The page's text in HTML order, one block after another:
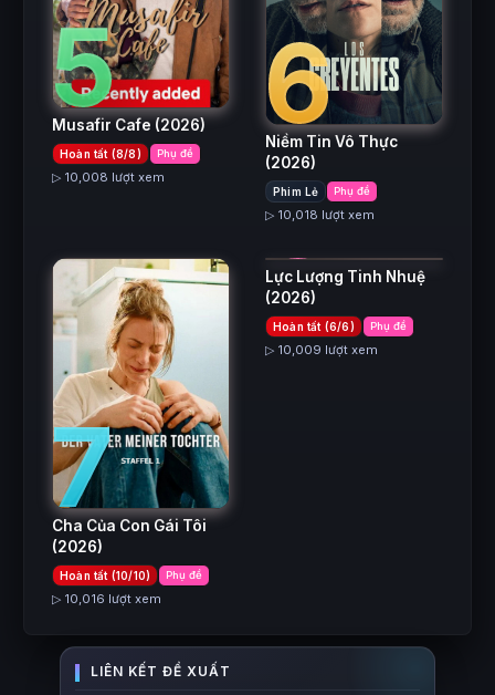
5
Musafir Cafe (2026)
Hoàn tất (8/8) Phụ đề
▷ 10,008 lượt xem
6
Niềm Tin Vô Thực
(2026)
Phim Lẻ Phụ đề
▷ 10,018 lượt xem
7
Cha Của Con Gái Tôi
(2026)
Hoàn tất (10/10) Phụ đề
▷ 10,016 lượt xem
8
Lực Lượng Tinh Nhuệ
(2026)
Hoàn tất (6/6) Phụ đề
▷ 10,009 lượt xem